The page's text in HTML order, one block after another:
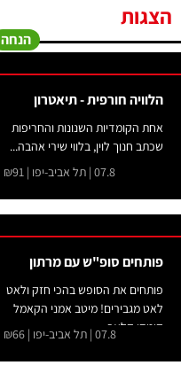
הצגות
הנחה
הלוויה חורפית - תיאטרון
אחת הקומדיות השנונות והחריפות
שכתב חנוך לוין, בלווי שירי אהבה...
07.8 | תל אביב-יפו | ₪91
פותחים סופ"ש עם מרתון
פותחים את הסופש בהכי חזק ולאט
לאט מגבירים! מיטב אמני הקאמל
קומדי קלאב...
07.8 | תל אביב-יפו | ₪66